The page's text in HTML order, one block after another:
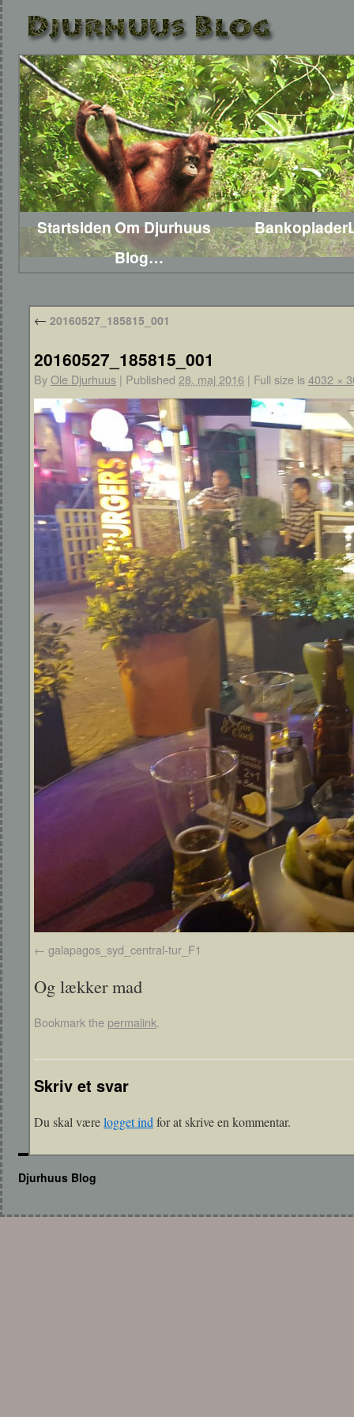
StartsidenOm Djurhuus
Blog…
Bankoplader
← 20160527_185815_001
20160527_185815_001
ByOle Djurhuus | Published 28. maj 2016 | Full size is4032 ×
galapagos_syd_central-tur_F1
Og lækker mad
Bookmark the permalink.
Skriv et svar
Du skal værelogget ind for at skrive en kommentar.
Djurhuus Blog